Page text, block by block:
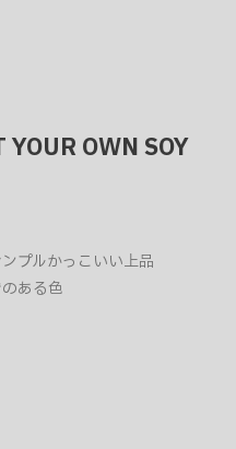
OWN SOY
プルかっこいい上品
ある色